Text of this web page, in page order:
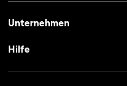
Unternehmen
Hilfe